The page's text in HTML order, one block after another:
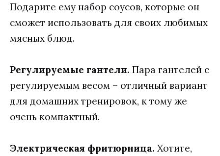
Подарите ему набор соусов, которые он
сможет использовать для своих любимых
мясных блюд.
Регулируемые гантели. Пара гантелей с
регулируемым весом – отличный вариант
для домашних тренировок, к тому же
очень компактный.
Электрическая фритюрница. Хотите,